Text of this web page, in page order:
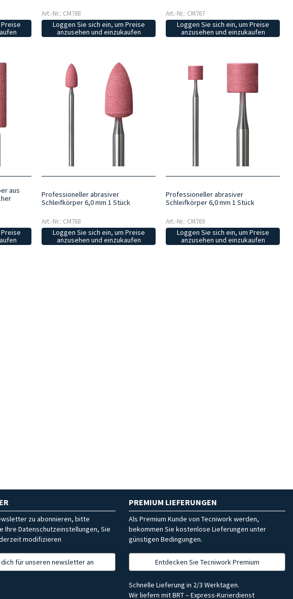
Art.-Nr.: CM788
Loggen Sie sich ein, um Preise
anzusehen und einzukaufen
Art.-Nr.: CM767
Loggen Sie sich ein, um Preise
anzusehen und einzukaufen
aus
Professioneller abrasiver
Schleifkörper 6,0 mm 1 Stück
Art.-Nr.: CM768
Loggen Sie sich ein, um Preise
anzusehen und einzukaufen
Professioneller abrasiver
Schleifkörper 6,0 mm 1 Stück
Art.-Nr.: CM769
Loggen Sie sich ein, um Preise
anzusehen und einzukaufen
zu abonnieren, bitte
Ihre Datenschutzeinstellungen, Sie
modifizieren
für unseren newsletter an
PREMIUM LIEFERUNGEN
Als Premium Kunde von Tecniwork werden,
bekommen Sie kostenlose Lieferungen unter
günstigen Bedingungen.
Entdecken Sie Tecniwork Premium
Schnelle Lieferung in 2/3 Werktagen.
Wir liefern mit BRT – Express-Kurierdienst